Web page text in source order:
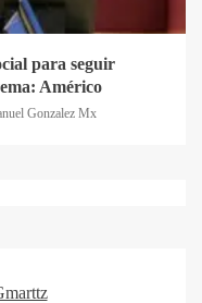
para seguir
Américo
Gonzalez Mx